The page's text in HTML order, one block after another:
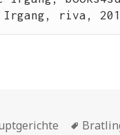
riva,